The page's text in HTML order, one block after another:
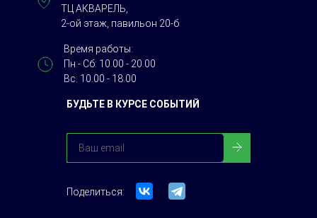
БУДЬТЕ В КУРСЕ СОБЫТИЙ
Поделиться:
ТЦ АКВАРЕЛЬ,
2-ой этаж, павильон 20-б
Время работы:
Пн - Сб: 10.00 - 20.00
Вс: 10.00 - 18.00